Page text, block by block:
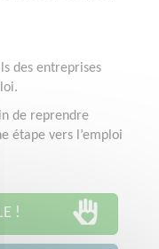
des entreprises
de reprendre
étape vers l’emploi
!